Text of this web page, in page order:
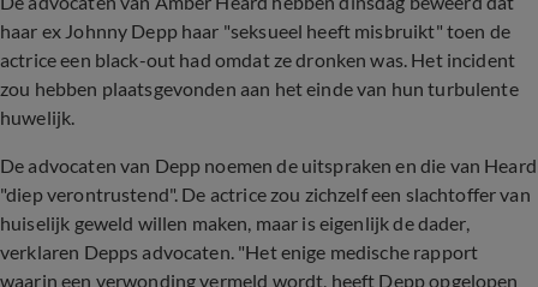
haar ex Johnny Depp haar "seksueel heeft misbruikt" toen de
actrice een black-out had omdat ze dronken was. Het incident
zou hebben plaatsgevonden aan het einde van hun turbulente
huwelijk.
De advocaten van Depp noemen de uitspraken en die van Heard
"diep verontrustend". De actrice zou zichzelf een slachtoffer van
huiselijk geweld willen maken, maar is eigenlijk de dader,
verklaren Depps advocaten. "Het enige medische rapport
waarin een verwonding vermeld wordt, heeft Depp opgelopen